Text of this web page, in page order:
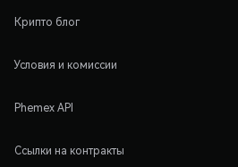
Крипто блог
Условия и комиссии
Phemex API
Ссылки на контракты